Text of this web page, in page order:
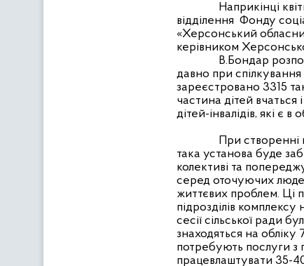
Наприкінці
відділення Фонду
«Херсонський
керівником
В.Бондар
давно при спілкування
зареєстровано 3315
частина дітей вчаться
дітей-інвалідів, які є в
При створенні
така установа буде
колективі та
серед оточуючих
життєвих проблем. Ці
підрозділів
сесії сільської ради
знаходяться на
потребують послуги з
працевлаштувати 35-40